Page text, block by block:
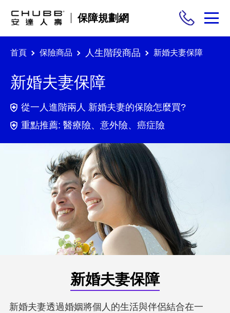
保障規劃網
保險商品
需求分析
投保與理賠
保險與生活
首頁 保險商品 人生階段商品 新婚夫妻保障
新婚夫妻保障
從一人進階兩人 新婚夫妻的保險怎麼買?
重點推薦: 醫療險、意外險、癌症險
新婚夫妻保障
新婚夫妻透過婚姻將個人的生活與伴侶結合在一